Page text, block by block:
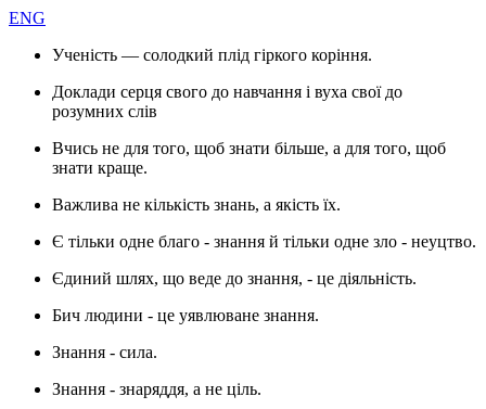
ENG
Ученість — солодкий плід гіркого коріння.
Доклади серця свого до навчання і вуха свої до
розумних слів
Вчись не для того, щоб знати більше, а для того, щоб
знати краще.
Важлива не кількість знань, а якість їх.
Є тільки одне благо - знання й тільки одне зло - неуцтво.
Єдиний шлях, що веде до знання, - це діяльність.
Бич людини - це уявлюване знання.
Знання - сила.
Знання - знаряддя, а не ціль.